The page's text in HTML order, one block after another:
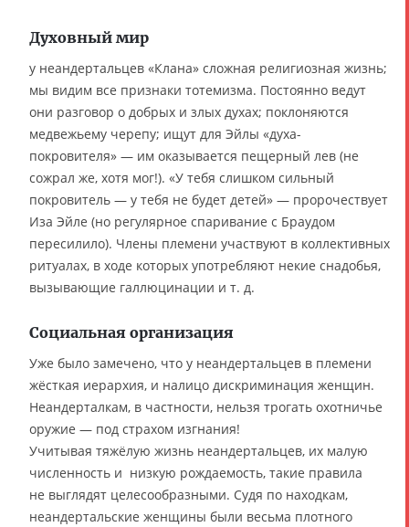
Духовный мир
у неандертальцев «Клана» сложная религиозная жизнь;
мы видим все признаки тотемизма. Постоянно ведут
они разговор о добрых и злых духах; поклоняются
медвежьему черепу; ищут для Эйлы «духа-
покровителя» — им оказывается пещерный лев (не
сожрал же, хотя мог!). «У тебя слишком сильный
покровитель — у тебя не будет детей» — пророчествует
Иза Эйле (но регулярное спаривание с Браудом
пересилило). Члены племени участвуют в коллективных
ритуалах, в ходе которых употребляют некие снадобья,
вызывающие галлюцинации и т. д.
Социальная организация
Уже было замечено, что у неандертальцев в племени
жёсткая иерархия, и налицо дискриминация женщин.
Неандерталкам, в частности, нельзя трогать охотничье
оружие — под страхом изгнания!
Учитывая тяжёлую жизнь неандертальцев, их малую
численность и низкую рождаемость, такие правила
не выглядят целесообразными. Судя по находкам,
неандертальские женщины были весьма плотного